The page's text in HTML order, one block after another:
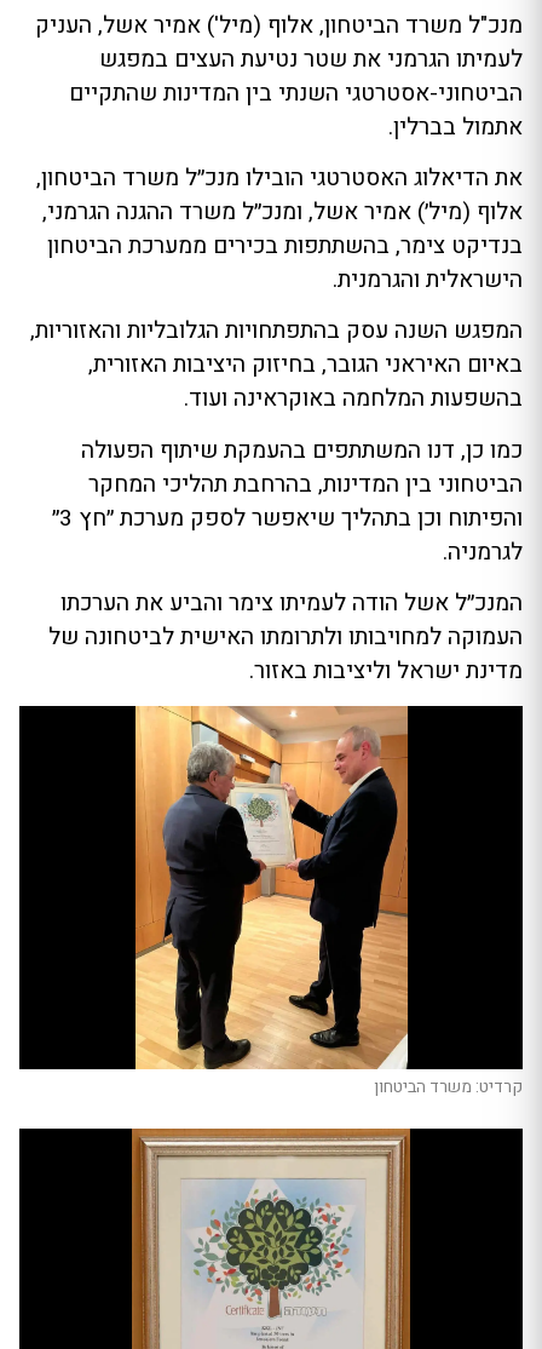
מנכ"ל משרד הביטחון, אלוף (מיל') אמיר אשל, העניק
לעמיתו הגרמני את שטר נטיעת העצים במפגש
הביטחוני-אסטרטגי השנתי בין המדינות שהתקיים
אתמול בברלין.
את הדיאלוג האסטרטגי הובילו מנכ״ל משרד הביטחון,
אלוף (מיל׳) אמיר אשל, ומנכ״ל משרד ההגנה הגרמני,
בנדיקט צימר, בהשתתפות בכירים ממערכת הביטחון
הישראלית והגרמנית.
המפגש השנה עסק בהתפתחויות הגלובליות והאזוריות,
באיום האיראני הגובר, בחיזוק היציבות האזורית,
בהשפעות המלחמה באוקראינה ועוד.
כמו כן, דנו המשתתפים בהעמקת שיתוף הפעולה
הביטחוני בין המדינות, בהרחבת תהליכי המחקר
והפיתוח וכן בתהליך שיאפשר לספק מערכת ״חץ 3״
לגרמניה.
המנכ״ל אשל הודה לעמיתו צימר והביע את הערכתו
העמוקה למחויבותו ולתרומתו האישית לביטחונה של
מדינת ישראל וליציבות באזור.
קרדיט: משרד הביטחון